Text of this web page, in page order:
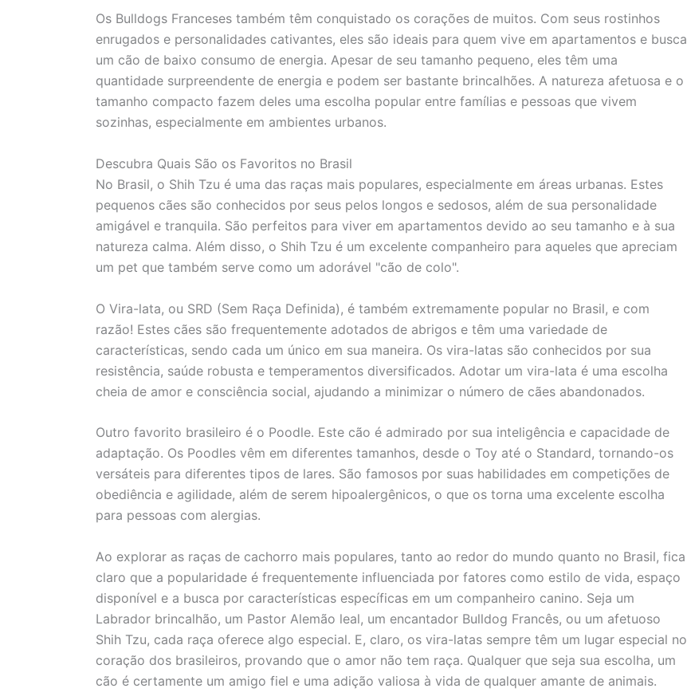
Os Bulldogs Franceses também têm conquistado os corações de muitos. Com seus rostinhos
enrugados e personalidades cativantes, eles são ideais para quem vive em apartamentos e busca
um cão de baixo consumo de energia. Apesar de seu tamanho pequeno, eles têm uma
quantidade surpreendente de energia e podem ser bastante brincalhões. A natureza afetuosa e o
tamanho compacto fazem deles uma escolha popular entre famílias e pessoas que vivem
sozinhas, especialmente em ambientes urbanos.
Descubra Quais São os Favoritos no Brasil
No Brasil, o Shih Tzu é uma das raças mais populares, especialmente em áreas urbanas. Estes
pequenos cães são conhecidos por seus pelos longos e sedosos, além de sua personalidade
amigável e tranquila. São perfeitos para viver em apartamentos devido ao seu tamanho e à sua
natureza calma. Além disso, o Shih Tzu é um excelente companheiro para aqueles que apreciam
um pet que também serve como um adorável "cão de colo".
O Vira-lata, ou SRD (Sem Raça Definida), é também extremamente popular no Brasil, e com
razão! Estes cães são frequentemente adotados de abrigos e têm uma variedade de
características, sendo cada um único em sua maneira. Os vira-latas são conhecidos por sua
resistência, saúde robusta e temperamentos diversificados. Adotar um vira-lata é uma escolha
cheia de amor e consciência social, ajudando a minimizar o número de cães abandonados.
Outro favorito brasileiro é o Poodle. Este cão é admirado por sua inteligência e capacidade de
adaptação. Os Poodles vêm em diferentes tamanhos, desde o Toy até o Standard, tornando-os
versáteis para diferentes tipos de lares. São famosos por suas habilidades em competições de
obediência e agilidade, além de serem hipoalergênicos, o que os torna uma excelente escolha
para pessoas com alergias.
Ao explorar as raças de cachorro mais populares, tanto ao redor do mundo quanto no Brasil, fica
claro que a popularidade é frequentemente influenciada por fatores como estilo de vida, espaço
disponível e a busca por características específicas em um companheiro canino. Seja um
Labrador brincalhão, um Pastor Alemão leal, um encantador Bulldog Francês, ou um afetuoso
Shih Tzu, cada raça oferece algo especial. E, claro, os vira-latas sempre têm um lugar especial no
coração dos brasileiros, provando que o amor não tem raça. Qualquer que seja sua escolha, um
cão é certamente um amigo fiel e uma adição valiosa à vida de qualquer amante de animais.